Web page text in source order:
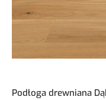
Podłoga drewniana